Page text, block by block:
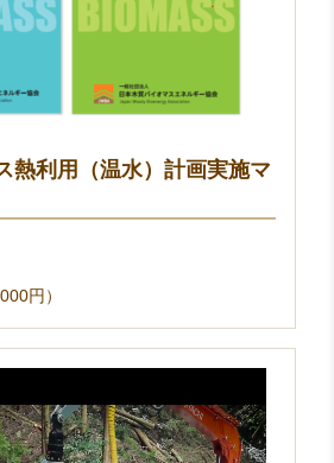
熱利用（温水）計画実施マ
円）